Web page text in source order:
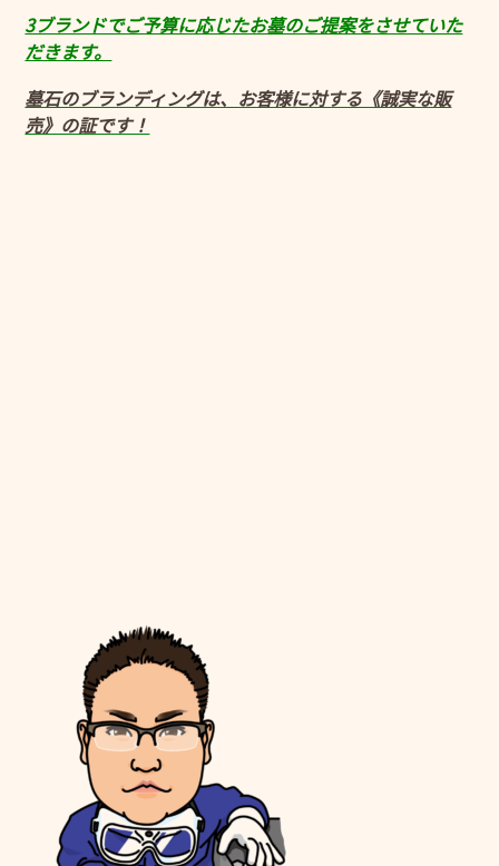
3ブランドでご予算に応じたお墓のご提案をさせていた
だきます。
墓石のブランディングは、お客様に対する《誠実な販
売》の証です！